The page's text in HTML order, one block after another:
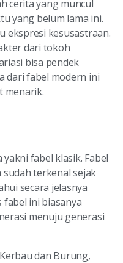
cerita yang muncul
yang belum lama ini.
ekspresi kesusastraan.
dari tokoh
bisa pendek
dari fabel modern ini
menarik.
fabel klasik. Fabel
sudah terkenal sejak
secara jelasnya
fabel ini biasanya
menuju generasi
dan Burung,